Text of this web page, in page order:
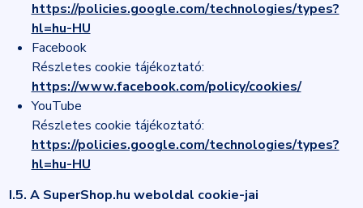
https://policies.google.com/technologies/types?
hl=hu-HU
Facebook
Részletes cookie tájékoztató:
https://www.facebook.com/policy/cookies/
YouTube
Részletes cookie tájékoztató:
https://policies.google.com/technologies/types?
hl=hu-HU
I.5. A SuperShop.hu weboldal cookie-jai